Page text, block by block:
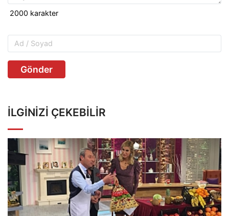
Gönder
İLGINIZI ÇEKEBILIR